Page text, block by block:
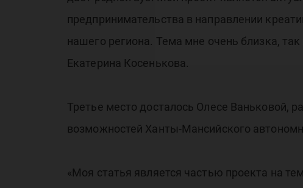
предпринимательства в направлении
нашего региона. Тема мне очень близка,
Екатерина Косенькова.
Третье место досталось Олесе Ваньковой,
возможностей Ханты-Мансийского
«Моя статья является частью проекта на